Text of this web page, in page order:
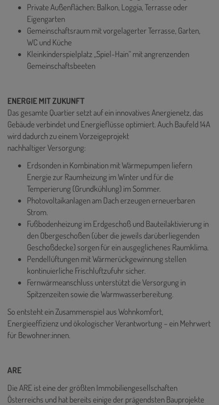
Private Außenflächen: Balkon, Loggia, Terrasse oder
Eigengarten
Gemeinschaftsraum mit vorgelagerter Terrasse, Garten,
WC und Küche
Kleinkinderspielplatz „Spiel-Hain“ mit angrenzenden
Gemeinschaftsbeeten
ENERGIE MIT ZUKUNFT
Das gesamte Quartier setzt auf ein innovatives Anergienetz, das
Gebäude verbindet und Energieflüsse optimiert. Auch Baufeld 14A
wird dadurch zu einem Vorzeigeprojekt
nachhaltiger Versorgung:
Erdsonden in Kombination mit Wärmepumpen liefern
Energie zur Raumheizung im Winter und für die
Temperierung (Grundkühlung) im Sommer.
Photovoltaikanlagen am Dach erzeugen erneuerbaren
Strom.
Fußbodenheizung im Erdgeschoß und Bauteilaktivierung in
den Obergeschoßen (über die jeweils darüberliegenden
Geschoßdecke) sorgen für ein ausgeglichenes Raumklima.
Pendellüftungen mit Wärmerückgewinnung stellen
kontinuierliche Frischluftzufuhr sicher.
Fernwärmeanschluss unterstützt die Versorgung in
Spitzenzeiten sowie die Warmwasserbereitung.
So entsteht ein Zusammenspiel aus Wohnkomfort,
Energieeffizienz und ökologischer Verantwortung – ein Mehrwert
für Bewohner:innen.
ARE
Die ARE ist eine der größten Immobiliengesellschaften
Österreichs und hat bereits einige der prägendsten Bauprojekte